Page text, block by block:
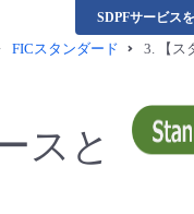
SDPFサービス
FICスタンダード 3. 【
スと